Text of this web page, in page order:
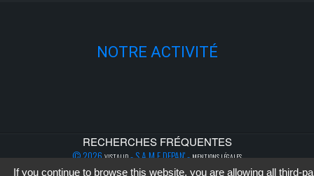
NOTRE ACTIVITÉ
RECHERCHES FRÉQUENTES
© 2026VISTALID- S.A.M.E DEPAN' -MENTIONS LÉGALES
If you continue to browse this website, you are allowing all third-